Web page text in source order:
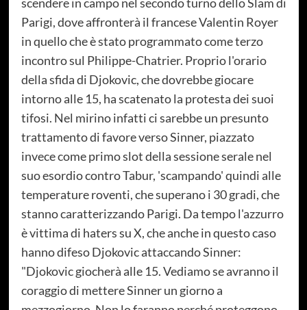
Parigi, dove affronterà il francese Valentin Royer
in quello che è stato programmato come terzo
incontro sul Philippe-Chatrier. Proprio l'orario
della sfida di Djokovic, che dovrebbe giocare
intorno alle 15, ha scatenato la protesta dei suoi
tifosi. Nel mirino infatti ci sarebbe un presunto
trattamento di favore verso Sinner, piazzato
invece come primo slot della sessione serale nel
suo esordio contro Tabur, 'scampando' quindi alle
temperature roventi, che superano i 30 gradi, che
stanno caratterizzando Parigi. Da tempo l'azzurro
è vittima di haters su X, che anche in questo caso
hanno difeso Djokovic attaccando Sinner:
"Djokovic giocherà alle 15. Vediamo se avranno il
coraggio di mettere Sinner un giorno a